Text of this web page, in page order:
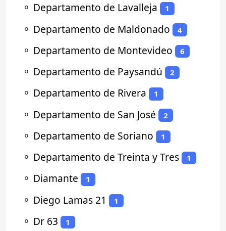
⚬ Departamento de Lavalleja 1
⚬ Departamento de Maldonado 4
⚬ Departamento de Montevideo 6
⚬ Departamento de Paysandú 2
⚬ Departamento de Rivera 1
⚬ Departamento de San José 2
⚬ Departamento de Soriano 1
⚬ Departamento de Treinta y Tres 1
⚬ Diamante 1
⚬ Diego Lamas 21 1
⚬ Dr 63 1